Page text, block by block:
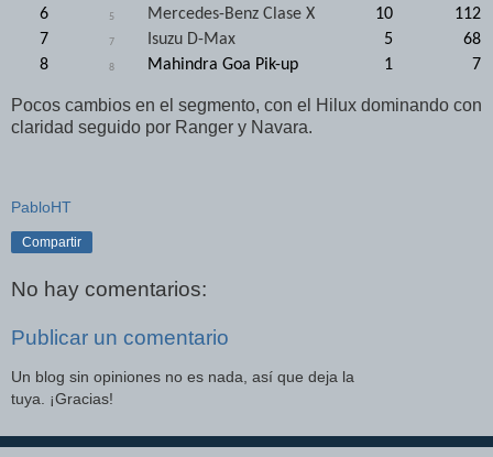
6
5 Mercedes-Benz Clase X 10
112
7
7 Isuzu D-Max 5
68
8
8 Mahindra Goa Pik-up 1 7
Pocos cambios en el segmento, con el Hilux dominando con
claridad seguido por Ranger y Navara.
PabloHT
Compartir
No hay comentarios:
Publicar un comentario
Un blog sin opiniones no es nada, así que deja la
tuya. ¡Gracias!